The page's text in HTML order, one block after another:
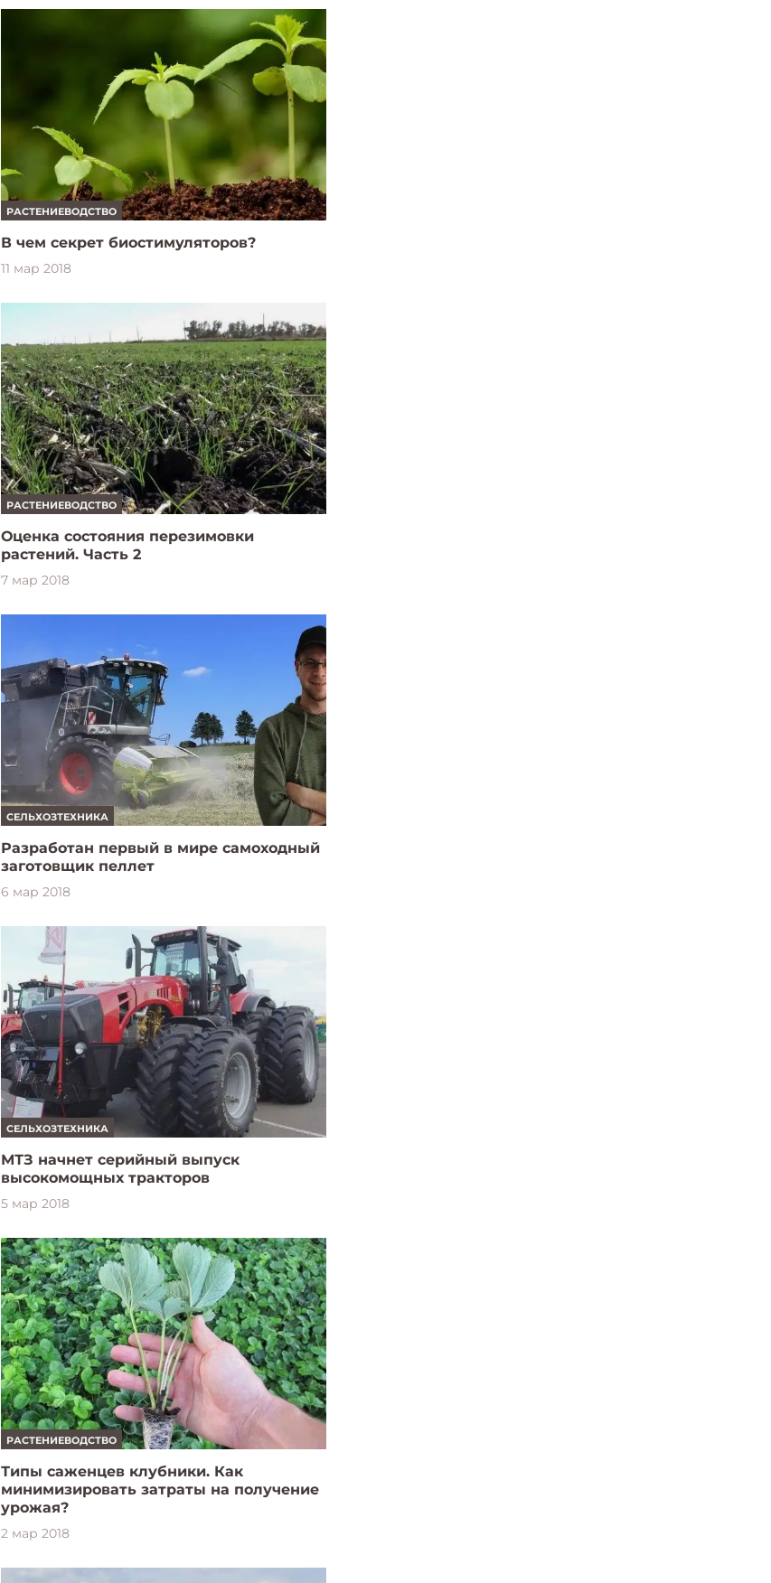
РАСТЕНИЕВОДСТВО
В чем секрет биостимуляторов?
11 мар 2018
РАСТЕНИЕВОДСТВО
Оценка состояния перезимовки
растений. Часть 2
7 мар 2018
СЕЛЬХОЗТЕХНИКА
Разработан первый в мире самоходный
заготовщик пеллет
6 мар 2018
СЕЛЬХОЗТЕХНИКА
МТЗ начнет серийный выпуск
высокомощных тракторов
5 мар 2018
РАСТЕНИЕВОДСТВО
Типы саженцев клубники. Как
минимизировать затраты на получение
урожая?
2 мар 2018